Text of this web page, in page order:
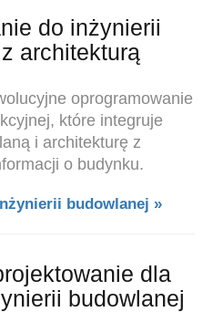
do inżynierii
architekturą
oprogramowanie
które integruje
i architekturę z
o budynku.
budowlanej »
dla
budowlanej